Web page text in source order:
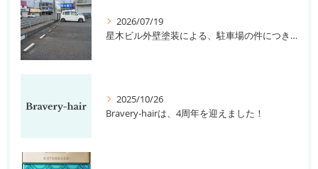
2026/07/19
星木ビル外壁塗装による、駐車場の件につきまして。
2025/10/26
Bravery-hairは、4周年を迎えました！